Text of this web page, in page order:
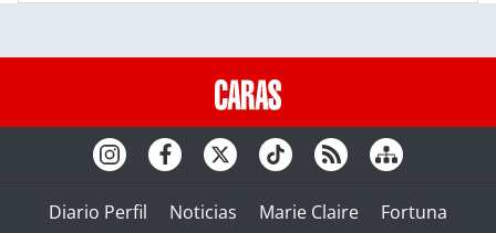
Diario Perfil Noticias Marie Claire
Fortuna